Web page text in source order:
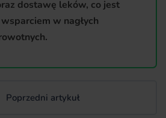
dostawę leków, co jest
w nagłych
Poprzedni artykuł